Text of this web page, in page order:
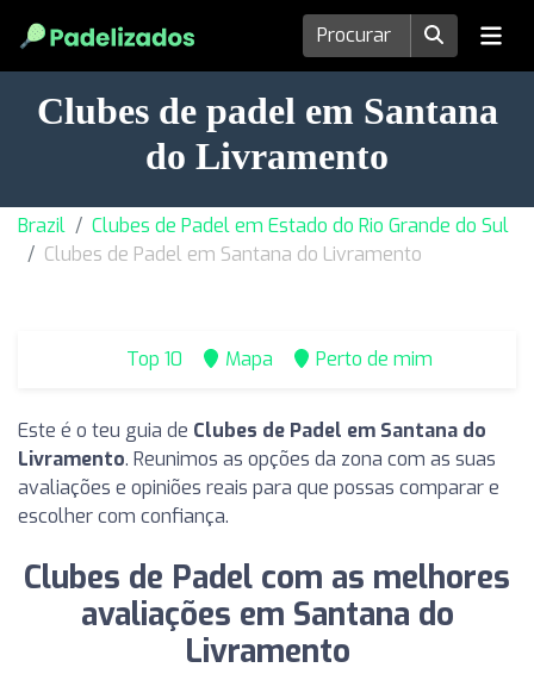
Clubes de padel em Santana
do Livramento
Brazil
Clubes de Padel em Estado do Rio Grande do Sul
Clubes de Padel em Santana do Livramento
Top 10 Mapa Perto de mim
Este é o teu guia de Clubes de Padel em Santana do
Livramento. Reunimos as opções da zona com as suas
avaliações e opiniões reais para que possas comparar e
escolher com confiança.
Clubes de Padel com as melhores
avaliações em Santana do
Livramento